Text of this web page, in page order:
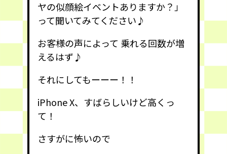
ヤの似顔絵イベントありますか？」
って聞いてみてください♪
お客様の声によって 乗れる回数が増
えるはず♪
それにしてもーーー！！
iPhone X、すばらしいけど高くっ
て！
さすがに怖いので